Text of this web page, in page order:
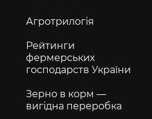
Агротрилогія
Рейтинги
фермерських
господарств України
Зерно в корм —
вигідна переробка